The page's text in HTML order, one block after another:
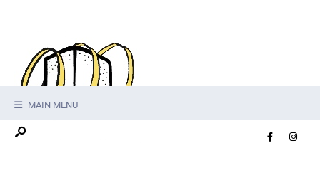
MAIN MENU